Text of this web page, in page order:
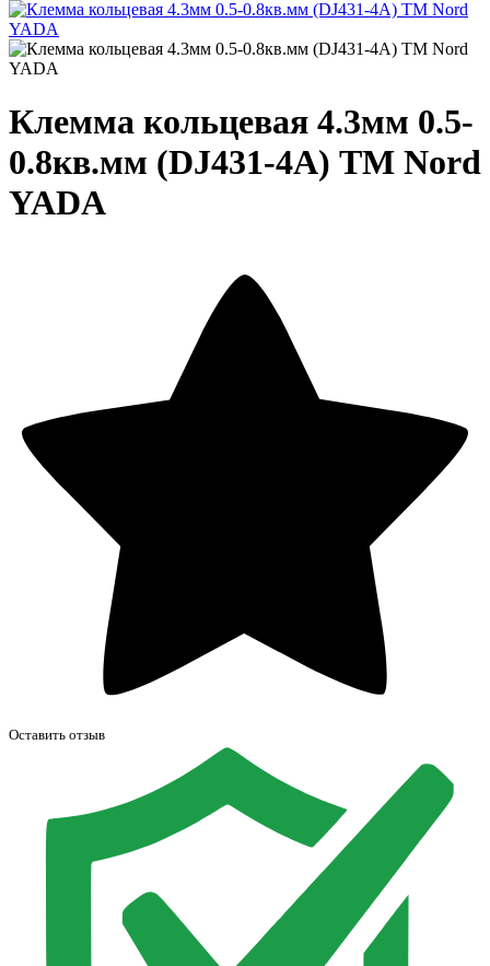
Клемма кольцевая 4.3мм 0.5-
0.8кв.мм (DJ431-4A) TM Nord
YADA
Оставить отзыв